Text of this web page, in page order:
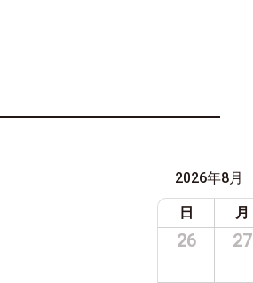
2026年8月
日 月
26 27